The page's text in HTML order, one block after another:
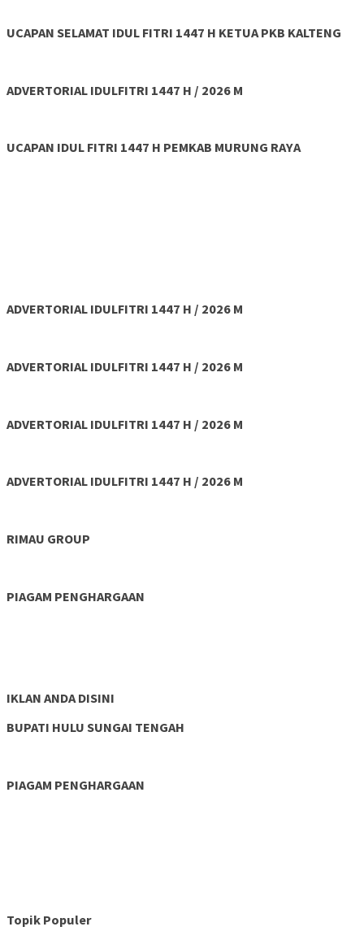
UCAPAN SELAMAT IDUL FITRI 1447 H KETUA PKB KALTENG
ADVERTORIAL IDULFITRI 1447 H / 2026 M
UCAPAN IDUL FITRI 1447 H PEMKAB MURUNG RAYA
ADVERTORIAL IDULFITRI 1447 H / 2026 M
ADVERTORIAL IDULFITRI 1447 H / 2026 M
ADVERTORIAL IDULFITRI 1447 H / 2026 M
ADVERTORIAL IDULFITRI 1447 H / 2026 M
RIMAU GROUP
PIAGAM PENGHARGAAN
IKLAN ANDA DISINI
BUPATI HULU SUNGAI TENGAH
PIAGAM PENGHARGAAN
Topik Populer